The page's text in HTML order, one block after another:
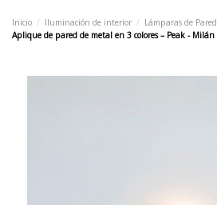
Inicio Iluminación de interior Lámparas de Pared
Aplique de pared de metal en 3 colores – Peak - Milán